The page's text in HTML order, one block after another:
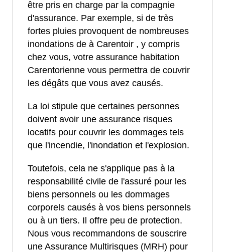
être pris en charge par la compagnie
d'assurance. Par exemple, si de très
fortes pluies provoquent de nombreuses
inondations de à Carentoir , y compris
chez vous, votre assurance habitation
Carentorienne vous permettra de couvrir
les dégâts que vous avez causés.
La loi stipule que certaines personnes
doivent avoir une assurance risques
locatifs pour couvrir les dommages tels
que l'incendie, l'inondation et l'explosion.
Toutefois, cela ne s'applique pas à la
responsabilité civile de l'assuré pour les
biens personnels ou les dommages
corporels causés à vos biens personnels
ou à un tiers. Il offre peu de protection.
Nous vous recommandons de souscrire
une Assurance Multirisques (MRH) pour